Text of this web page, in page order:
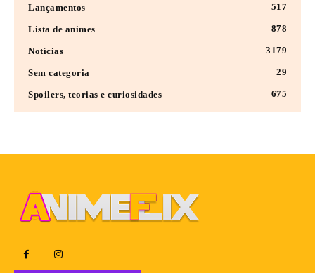
Lançamentos 517
Lista de animes 878
Notícias 3179
Sem categoria 29
Spoilers, teorias e curiosidades 675